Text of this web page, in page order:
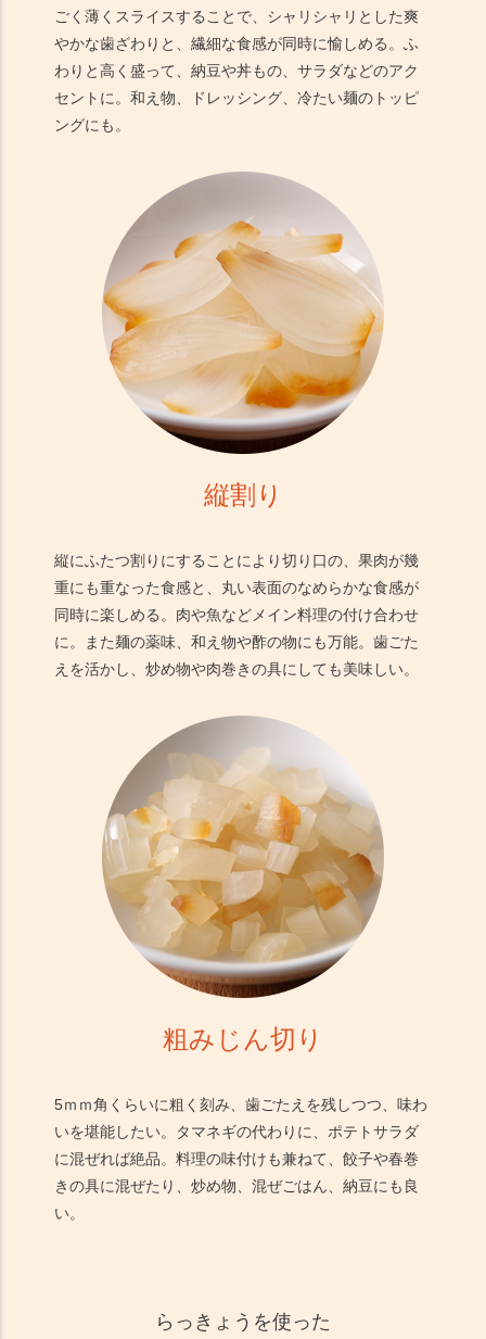
ごく薄くスライスすることで、シャリシャリとした爽
やかな歯ざわりと、繊細な食感が同時に愉しめる。ふ
わりと高く盛って、納豆や丼もの、サラダなどのアク
セントに。和え物、ドレッシング、冷たい麺のトッピ
ングにも。
縦割り
縦にふたつ割りにすることにより切り口の、果肉が幾
重にも重なった食感と、丸い表面のなめらかな食感が
同時に楽しめる。肉や魚などメイン料理の付け合わせ
に。また麺の薬味、和え物や酢の物にも万能。歯ごた
えを活かし、炒め物や肉巻きの具にしても美味しい。
粗みじん切り
5ｍｍ角くらいに粗く刻み、歯ごたえを残しつつ、味わ
いを堪能したい。タマネギの代わりに、ポテトサラダ
に混ぜれば絶品。料理の味付けも兼ねて、餃子や春巻
きの具に混ぜたり、炒め物、混ぜごはん、納豆にも良
い。
らっきょうを使った